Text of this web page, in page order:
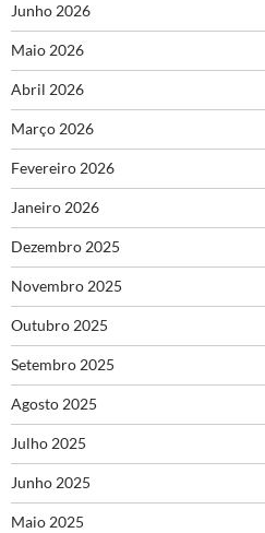
Junho 2026
Maio 2026
Abril 2026
Março 2026
Fevereiro 2026
Janeiro 2026
Dezembro 2025
Novembro 2025
Outubro 2025
Setembro 2025
Agosto 2025
Julho 2025
Junho 2025
Maio 2025